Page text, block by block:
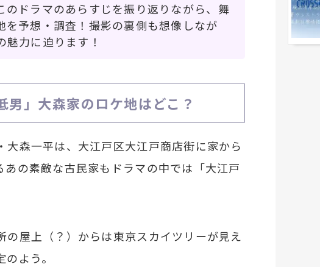
のドラマのあらすじを振り返りながら、舞
を予想・調査！撮影の裏側も想像しなが
魅力に迫ります！
男」大森家のロケ地はどこ？
大森一平は、大江戸区大江戸商店街に家から
あの素敵な古民家もドラマの中では「大江戸
の屋上（？）からは東京スカイツリーが見え
よう。